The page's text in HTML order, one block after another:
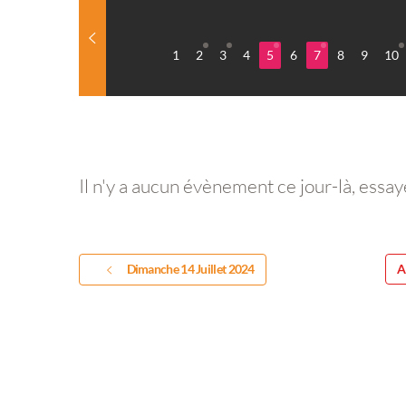
1 2 3 4 5 6 7 8 9 10
Il n'y a aucun évènement ce jour-là,
Dimanche 14 Juillet 2024